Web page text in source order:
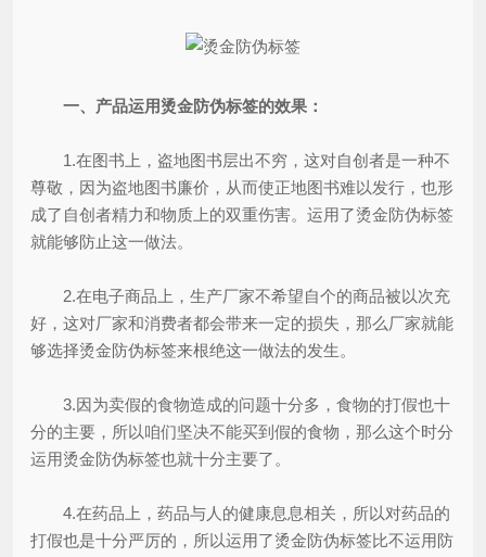
一、产品运用烫金防伪标签的效果：
1.在图书上，盗地图书层出不穷，这对自创者是一种不
尊敬，因为盗地图书廉价，从而使正地图书难以发行，也形
成了自创者精力和物质上的双重伤害。运用了烫金防伪标签
就能够防止这一做法。
2.在电子商品上，生产厂家不希望自个的商品被以次充
好，这对厂家和消费者都会带来一定的损失，那么厂家就能
够选择烫金防伪标签来根绝这一做法的发生。
3.因为卖假的食物造成的问题十分多，食物的打假也十
分的主要，所以咱们坚决不能买到假的食物，那么这个时分
运用烫金防伪标签也就十分主要了。
4.在药品上，药品与人的健康息息相关，所以对药品的
打假也是十分严厉的，所以运用了烫金防伪标签比不运用防